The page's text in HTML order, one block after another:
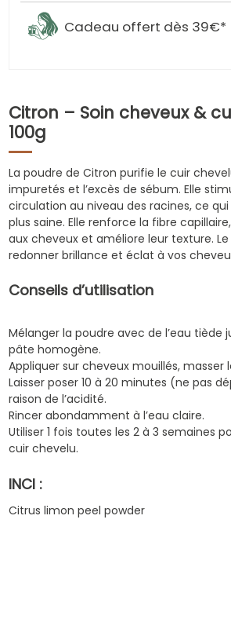
Cadeau offert dès 39€*
Citron – Soin cheveux &
100g
La poudre de Citron purifie le cuir
impuretés et l’excès de sébum. Elle
circulation au niveau des racines, ce
plus saine. Elle renforce la fibre
aux cheveux et améliore leur texture.
redonner brillance et éclat à vos
Conseils d’utilisation
Mélanger la poudre avec de l’eau tiède
pâte homogène.
Appliquer sur cheveux mouillés, masser
Laisser poser 10 à 20 minutes (ne pas
raison de l’acidité.
Rincer abondamment à l’eau claire.
Utiliser 1 fois toutes les 2 à 3 semaines
cuir chevelu.
INCI :
Citrus limon peel powder